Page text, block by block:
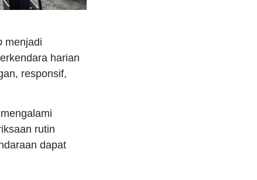
menjadi
harian
responsif,
rutin
dapat